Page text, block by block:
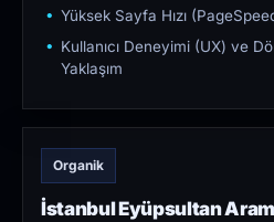
Yüksek Sayfa Hızı
Kullanıcı Deneyimi (UX) ve
Yaklaşım
Organik
İstanbul Eyüpsultan